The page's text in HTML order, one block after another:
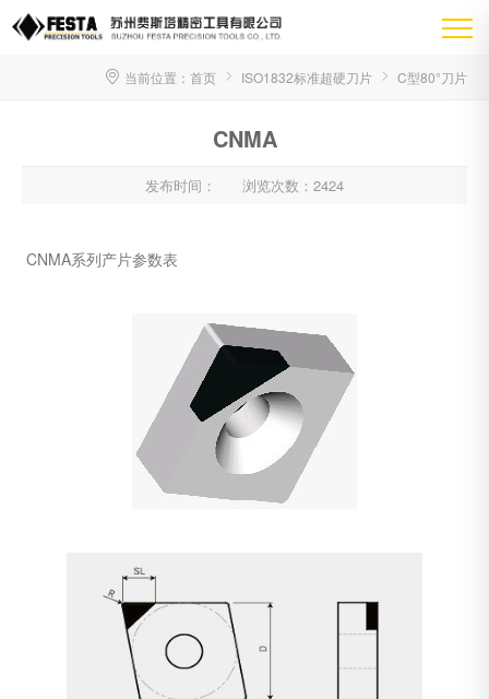
当前位置： 首页 ISO1832标准超硬刀片 C型80°刀片
CNMA
发布时间： 浏览次数：2424
CNMA系列产片参数表